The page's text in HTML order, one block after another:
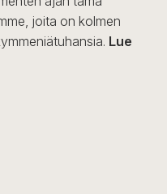
joita on kolmen
Lue